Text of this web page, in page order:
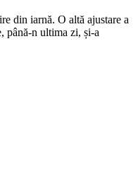
din iarnă. O altă ajustare a
până-n ultima zi, și-a